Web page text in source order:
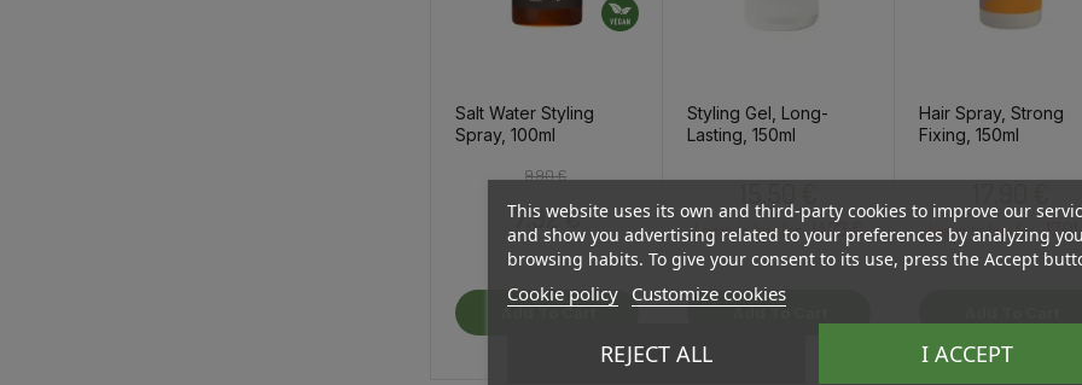
Salt Water Styling
Spray, 100ml
Regular price
9,90 €
Price
7,92 €
Add To Cart
Styling Gel, Long-
Lasting, 150ml
Log in to buy for :14.73 €
Add To Cart
Hair Spray, Strong
Fixing, 150ml
Log in to buy for :
This website uses its own and third-party cookies to improve our
and show you advertising related to your preferences by analyzing
browsing habits. To give your consent to its use, press the Accept
Cookie policy Customize cookies
REJECT ALL I ACCEPT